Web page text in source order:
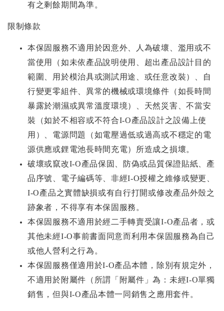
有之剩餘期間為準。
限制條款
本保固服務不適用於因意外、人為破壞、濫用或不
當使用（如未依產品說明使用、超出產品設計目的
範圍、用於模治具或測試用途、或任意改裝）、自
行變更零組件、異常的機械或環境條件（如長時間
暴露於潮濕或異常溫度環境）、天然災害、不當安
裝（如於不相容或不符合I-O產品設計之設備上使
用）、電源問題（如電壓過低或過高或不穩定的電
源供應或鋰電池長時間充電）所造成之損壞。
破壞或竄改I-O產品保固、防偽或品質保證貼紙、產
品序號、電子編碼等、非經I-O授權之維修或變更、
I-O產品之實體缺損或有自行打開或修改產品外殼之
跡象者，不得享有本保固服務。
本保固服務不適用於經二手轉賣受讓I-O產品者，或
其他未經I-O事前書面同意而利用本保固服務為自己
或他人營利之行為。
本保固服務僅適用於I-O產品本體，除別有規定外，
不適用於附屬件（所謂「附屬件」為：未經I-O單獨
銷售，但與I-O產品本體一同銷售之應用套件。